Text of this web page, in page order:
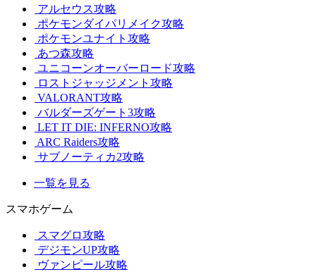
アルセウス攻略
ポケモンダイパリメイク攻略
ポケモンユナイト攻略
あつ森攻略
ユニコーンオーバーロード攻略
ロストジャッジメント攻略
VALORANT攻略
バルダーズゲート3攻略
LET IT DIE: INFERNO攻略
ARC Raiders攻略
サブノーティカ2攻略
一覧を見る
スマホゲーム
スマグロ攻略
デジモンUP攻略
ヴァンピール攻略